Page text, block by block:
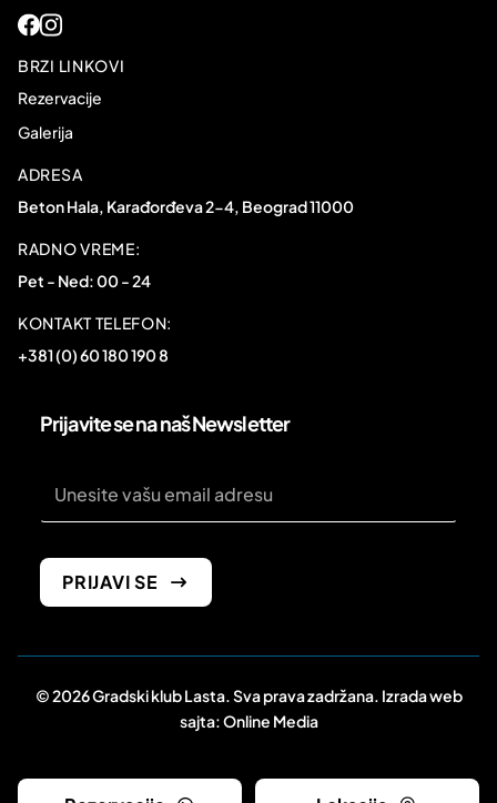
BRZI LINKOVI
Rezervacije
Galerija
ADRESA
Beton Hala, Karađorđeva 2-4, Beograd 11000
RADNO VREME:
Pet - Ned: 00 - 24
KONTAKT TELEFON:
+381 (0) 60 180 190 8
Prijavite se na naš Newsletter
PRIJAVI SE
© 2026 Gradski klub Lasta. Sva prava zadržana. Izrada web
sajta:Online Media